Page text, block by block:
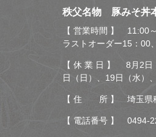
秩父名物 豚み
野さか
秩父名物 豚みそ丼
【 営業時間 】 11:00
ラストオーダー15：00
【 休 業 日 】 8月2日
日（日）、19日（水）
【 住 所 】 埼玉県
【 電話番号 】 0494-